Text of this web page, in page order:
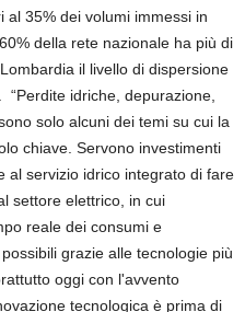
al 35% dei volumi immessi in
della rete nazionale ha più di
il livello di dispersione
idriche, depurazione,
solo alcuni dei temi su cui la
chiave. Servono investimenti
al servizio idrico integrato di fare
settore elettrico, in cui
reale dei consumi e
grazie alle tecnologie più
oggi con l'avvento
tecnologica è prima di